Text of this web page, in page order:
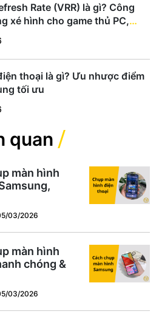
Rate (VRR) là gì? Công
xé hình cho game thủ PC,
thoại là gì? Ưu nhược điểm
tối ưu
quan
màn hình
03/2026
màn hình
chóng &
03/2026